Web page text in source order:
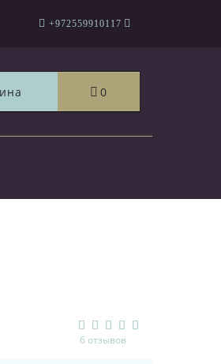
+972559910117
0
6 отзывов